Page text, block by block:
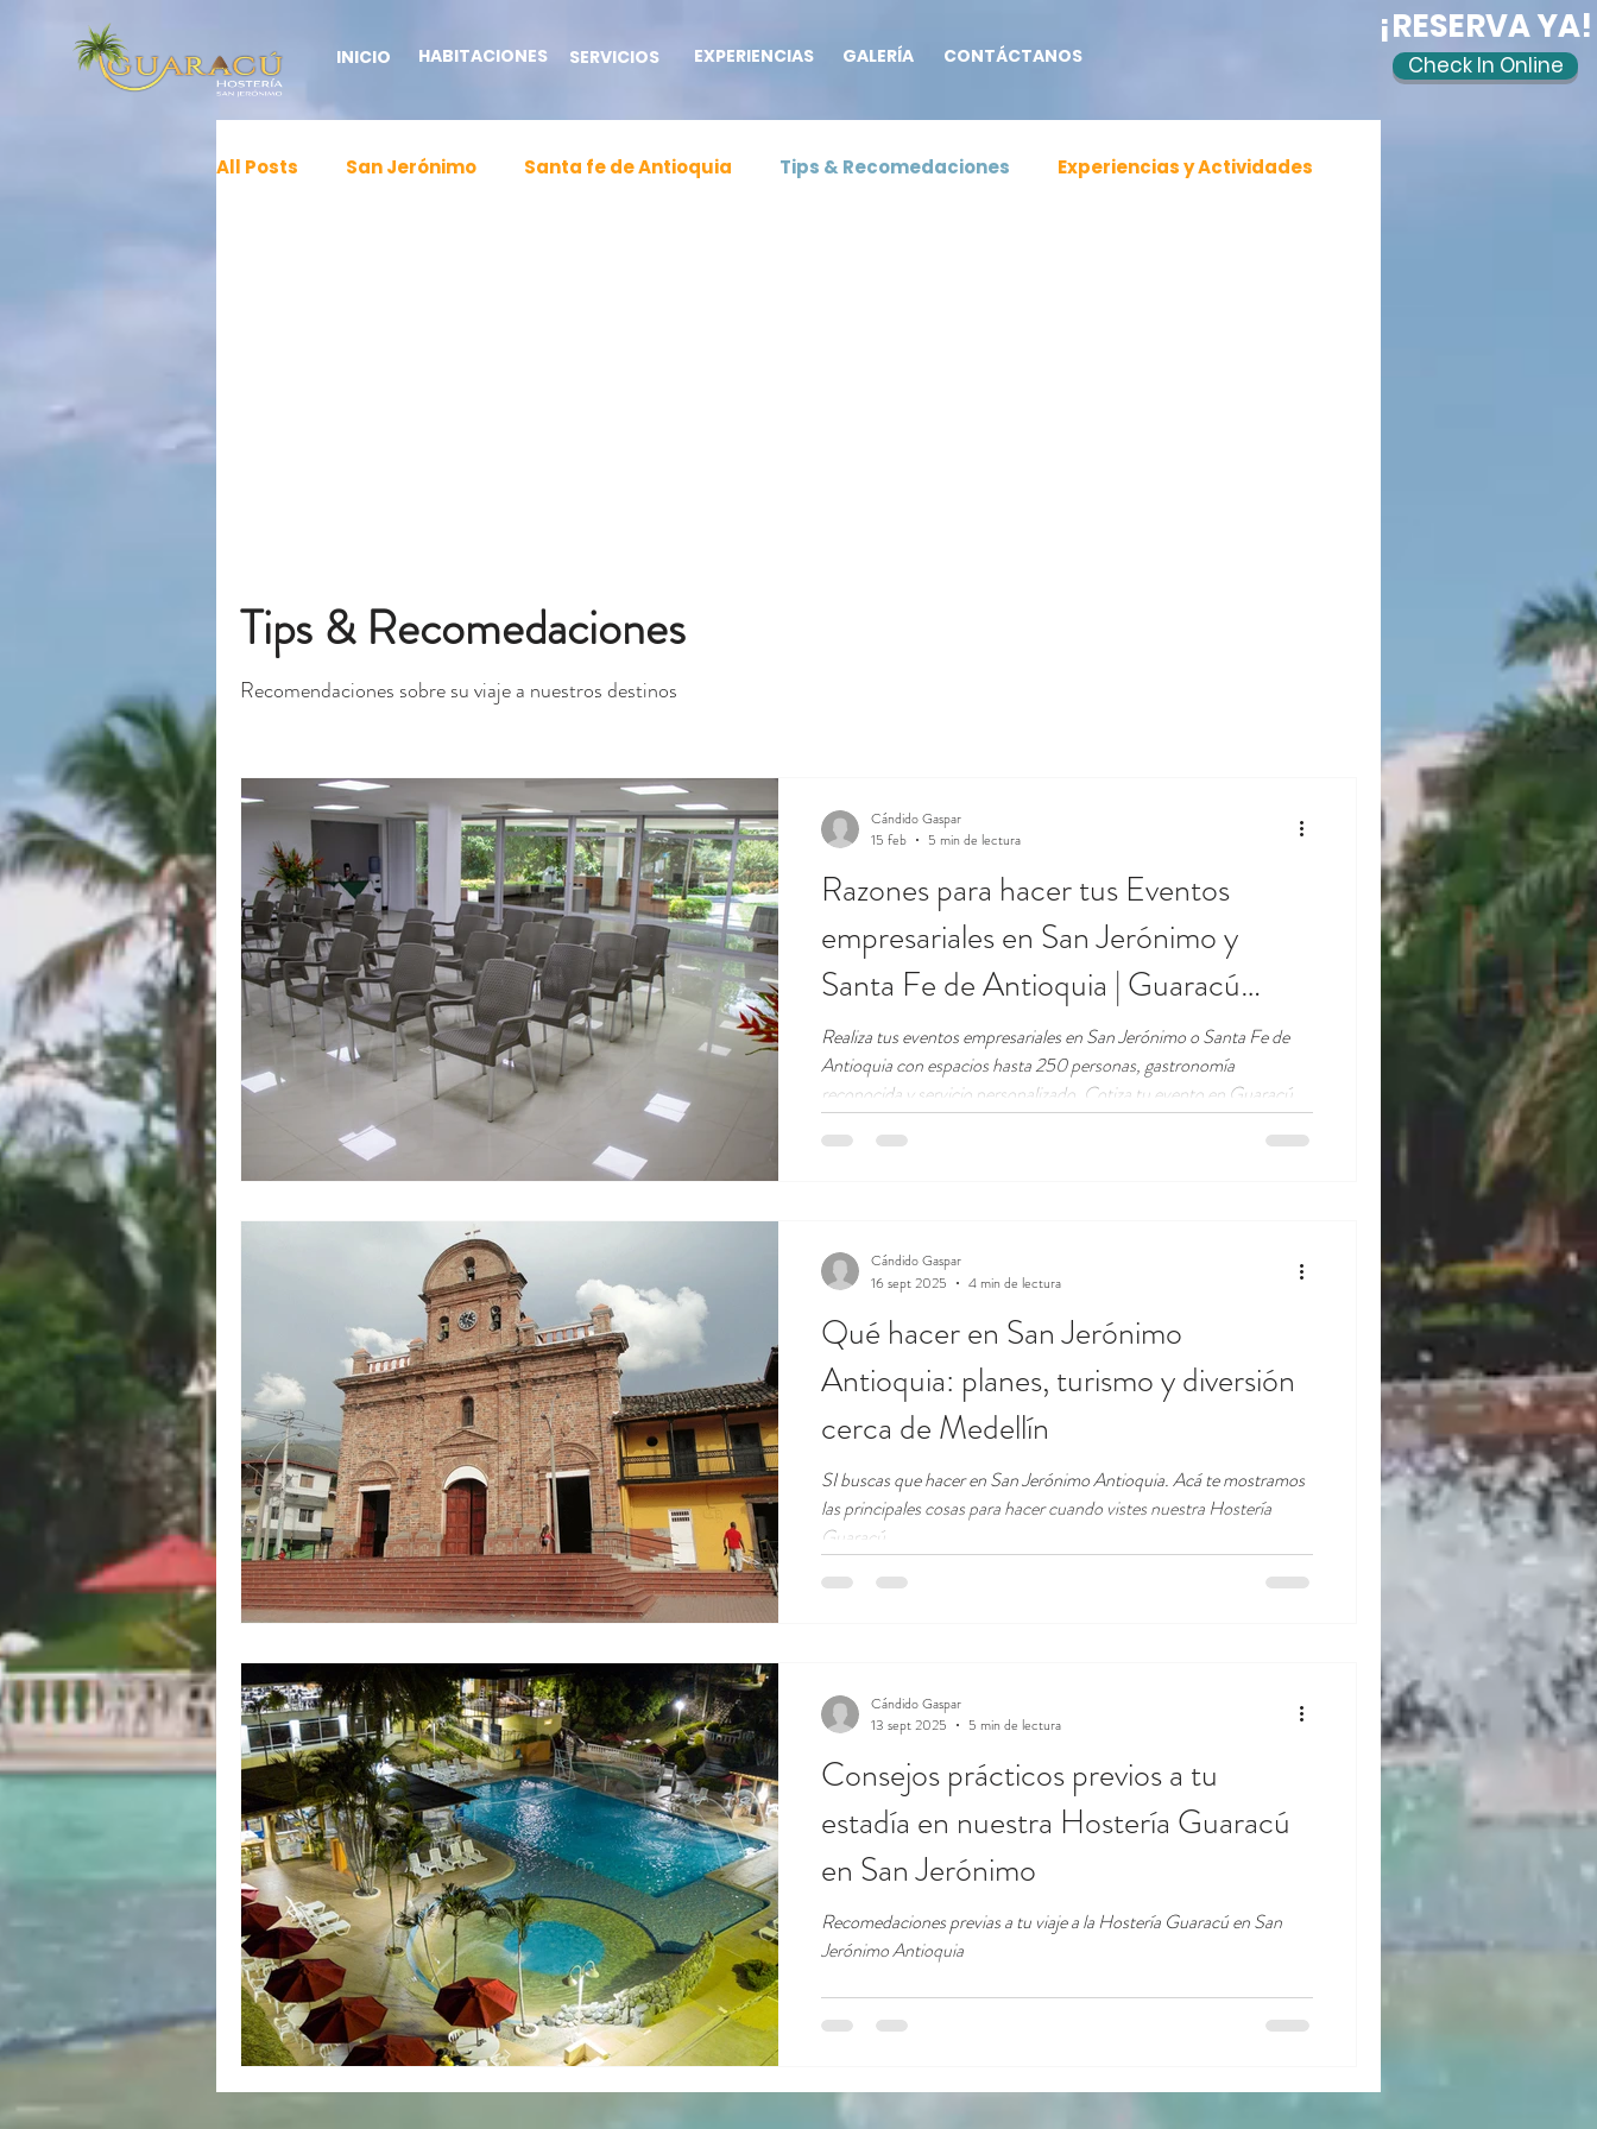
HABITACIONES
INICIO SERVICIOS EXPERIENCIAS GALERÍA CONTÁCTANOS
¡RESERVA YA!
Check In Online
All Posts San Jerónimo Santa fe de Antioquia Tips & Recomedaciones Experiencias y Actividades
Tips & Recomedaciones
Recomendaciones sobre su viaje a nuestros destinos
Razones para hacer tus Eventos
empresariales en San Jerónimo y
Santa Fe de Antioquia | Guaracú
Hoteles
Realiza tus eventos empresariales en San Jerónimo o Santa Fe de
Antioquia con espacios hasta 250 personas, gastronomía
reconocida y servicio personalizado. Cotiza tu evento en Guaracú
Hoteles.
Cándido Gaspar
15 feb
5 min de lectura
Qué hacer en San Jerónimo
Antioquia: planes, turismo y diversión
cerca de Medellín
SI buscas que hacer en San Jerónimo Antioquia. Acá te mostramos
las principales cosas para hacer cuando vistes nuestra Hostería
Guaracú
Cándido Gaspar
16 sept 2025
4 min de lectura
Consejos prácticos previos a tu
estadía en nuestra Hostería Guaracú
en San Jerónimo
Recomedaciones previas a tu viaje a la Hostería Guaracú en San
Jerónimo Antioquia
Cándido Gaspar
13 sept 2025
5 min de lectura